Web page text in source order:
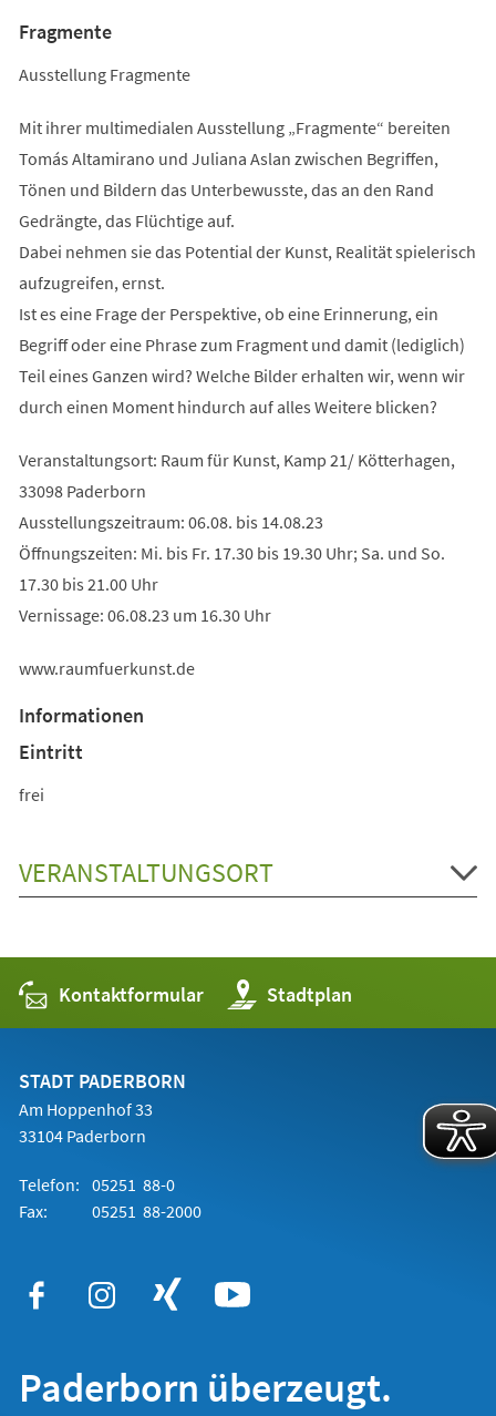
Fragmente
Ausstellung Fragmente
Mit ihrer multimedialen Ausstellung „Fragmente“ bereiten
Tomás Altamirano und Juliana Aslan zwischen Begriffen,
Tönen und Bildern das Unterbewusste, das an den Rand
Gedrängte, das Flüchtige auf.
Dabei nehmen sie das Potential der Kunst, Realität spielerisch
aufzugreifen, ernst.
Ist es eine Frage der Perspektive, ob eine Erinnerung, ein
Begriff oder eine Phrase zum Fragment und damit (lediglich)
Teil eines Ganzen wird? Welche Bilder erhalten wir, wenn wir
durch einen Moment hindurch auf alles Weitere blicken?
Veranstaltungsort: Raum für Kunst, Kamp 21/ Kötterhagen,
33098 Paderborn
Ausstellungszeitraum: 06.08. bis 14.08.23
Öffnungszeiten: Mi. bis Fr. 17.30 bis 19.30 Uhr; Sa. und So.
17.30 bis 21.00 Uhr
Vernissage: 06.08.23 um 16.30 Uhr
www.raumfuerkunst.de
Informationen
Eintritt
frei
VERANSTALTUNGSORT
Kontaktformular Stadtplan
(Öffnet
in
einem
STADT PADERBORN
Am Hoppenhof 33
33104 Paderborn
Telefon: 05251 88-0
Fax:
05251 88-2000
Paderborn überzeugt.